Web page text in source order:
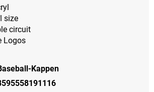
size
circuit
Logos
Kappen